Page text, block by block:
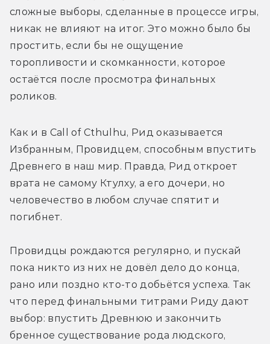
сложные выборы, сделанные в процессе игры,
никак не влияют на итог. Это можно было бы
простить, если бы не ощущение
торопливости и скомканности, которое
остаётся после просмотра финальных
роликов.
Как и в Call of Cthulhu, Рид оказывается
Избранным, Провидцем, способным впустить
Древнего в наш мир. Правда, Рид откроет
врата не самому Ктулху, а его дочери, но
человечество в любом случае спятит и
погибнет.
Провидцы рождаются регулярно, и пускай
пока никто из них не довёл дело до конца,
рано или поздно кто-то добьётся успеха. Так
что перед финальными титрами Риду дают
выбор: впустить Древнюю и закончить
бренное существование рода людского,